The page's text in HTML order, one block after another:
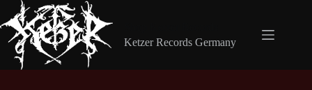
Inhalt
springen
Ketzer Records Germany